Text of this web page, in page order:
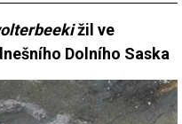
žil ve
Dolního Saska